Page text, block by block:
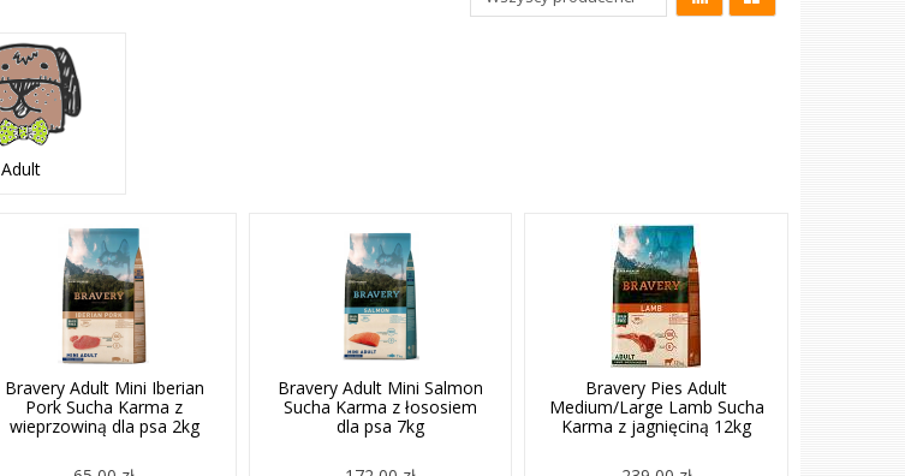
Adult
Bravery Adult Mini Iberian
Pork Sucha Karma z
wieprzowiną dla psa 2kg
Bravery Adult Mini Salmon
Sucha Karma z łososiem
dla psa 7kg
Bravery Pies Adult
Medium/Large Lamb Sucha
Karma z jagnięciną 12kg